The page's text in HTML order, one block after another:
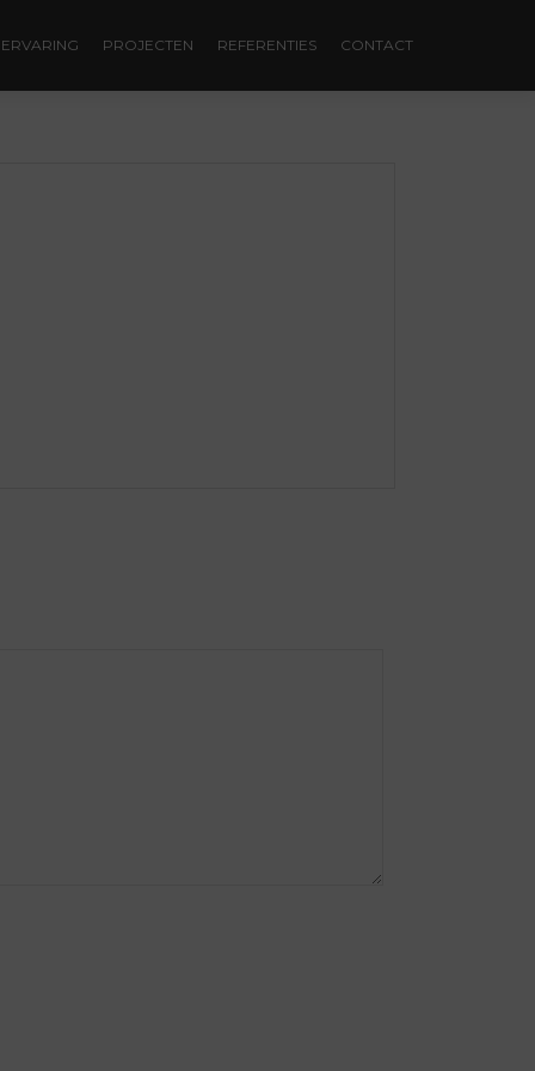
ERVARING PROJECTEN REFERENTIES CONTACT